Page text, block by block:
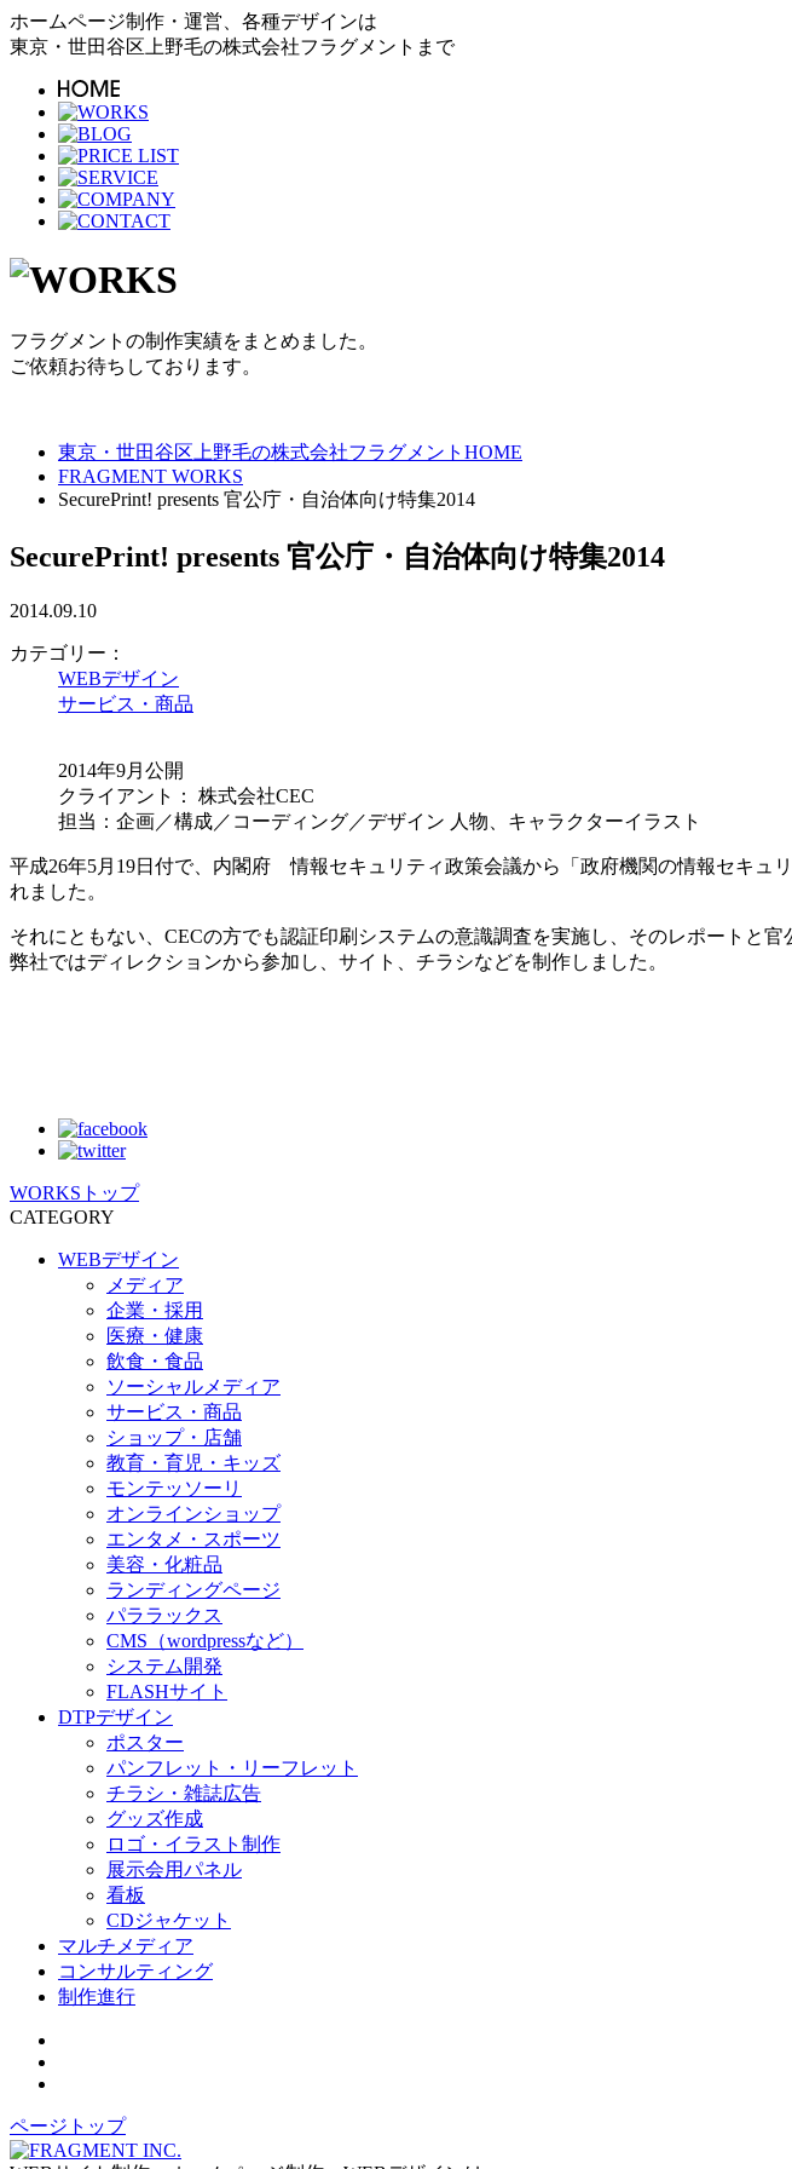
ホームページ制作・運営、各種デザインは
東京・世田谷区上野毛の株式会社フラグメントまで
フラグメントの制作実績をまとめました。
ご依頼お待ちしております。
東京・世田谷区上野毛の株式会社フラグメントHOME
FRAGMENT WORKS
SecurePrint! presents 官公庁・自治体向け特集2014
SecurePrint! presents 官公庁・自治体向け特集2014
2014.09.10
カテゴリー：
WEBデザイン
サービス・商品
2014年9月公開
クライアント： 株式会社CEC
担当：企画／構成／コーディング／デザイン 人物、キャラクターイラスト
平成26年5月19日付で、内閣府 情報セキュリティ政策会議から「政府機関の情報セキュ
れました。
それにともない、CECの方でも認証印刷システムの意識調査を実施し、そのレポートと
弊社ではディレクションから参加し、サイト、チラシなどを制作しました。
WORKSトップ
CATEGORY
WEBデザイン
メディア
企業・採用
医療・健康
飲食・食品
ソーシャルメディア
サービス・商品
ショップ・店舗
教育・育児・キッズ
モンテッソーリ
オンラインショップ
エンタメ・スポーツ
美容・化粧品
ランディングページ
パララックス
CMS（wordpressなど）
システム開発
FLASHサイト
DTPデザイン
ポスター
パンフレット・リーフレット
チラシ・雑誌広告
グッズ作成
ロゴ・イラスト制作
展示会用パネル
看板
CDジャケット
マルチメディア
コンサルティング
制作進行
ページトップ